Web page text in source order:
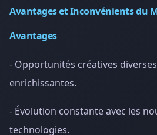
Avantages et Inconvénients du
Avantages
- Opportunités créatives
enrichissantes.
- Évolution constante avec les
technologies.